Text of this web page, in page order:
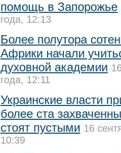
помощь в Запорожье
года, 12:13
Более полутора
Африки начали
духовной академии
года, 12:11
Украинские власти
более ста
стоят пустыми 16
10:39